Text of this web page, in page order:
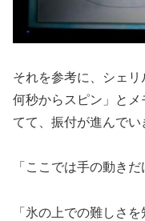
それを参考に、シェ
何秒からスピン」と
てて、振付が進んでい
「ここでは手の動き
「氷の上での難しさを